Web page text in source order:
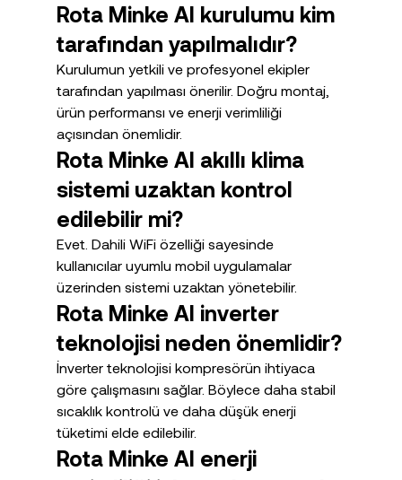
Rota Minke AI kurulumu kim
tarafından yapılmalıdır?
Kurulumun yetkili ve profesyonel ekipler
tarafından yapılması önerilir. Doğru montaj,
ürün performansı ve enerji verimliliği
açısından önemlidir.
Rota Minke AI akıllı klima
sistemi uzaktan kontrol
edilebilir mi?
Evet. Dahili WiFi özelliği sayesinde
kullanıcılar uyumlu mobil uygulamalar
üzerinden sistemi uzaktan yönetebilir.
Rota Minke AI inverter
teknolojisi neden önemlidir?
İnverter teknolojisi kompresörün ihtiyaca
göre çalışmasını sağlar. Böylece daha stabil
sıcaklık kontrolü ve daha düşük enerji
tüketimi elde edilebilir.
Rota Minke AI enerji